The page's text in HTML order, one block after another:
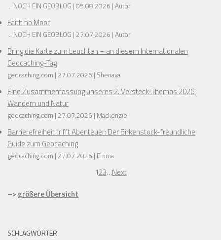
... NOCH EIN GEOBLOG 05.08.2026 Autor
Faith no Moor
... NOCH EIN GEOBLOG 27.07.2026 Autor
Bring die Karte zum Leuchten – an diesem Internationalen
Geocaching-Tag
geocaching.com 27.07.2026 Shenaya
Eine Zusammenfassung unseres 2. Versteck-Themas 2026:
Wandern und Natur
geocaching.com 27.07.2026 Mackenzie
Barrierefreiheit trifft Abenteuer: Der Birkenstock-freundliche
Guide zum Geocaching
geocaching.com 27.07.2026 Emma
123…Next
–> größere Übersicht
SCHLAGWÖRTER